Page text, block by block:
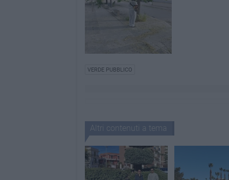
VERDE PUBBLICO
Altri contenuti a tema